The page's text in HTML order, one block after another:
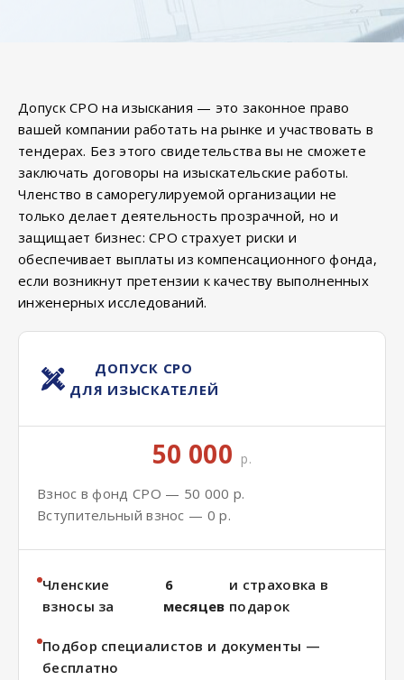
Допуск СРО на изыскания — это законное право
вашей компании работать на рынке и участвовать в
тендерах. Без этого свидетельства вы не сможете
заключать договоры на изыскательские работы.
Членство в саморегулируемой организации не
только делает деятельность прозрачной, но и
защищает бизнес: СРО страхует риски и
обеспечивает выплаты из компенсационного фонда,
если возникнут претензии к качеству выполненных
инженерных исследований.
ДОПУСК СРО
ДЛЯ ИЗЫСКАТЕЛЕЙ
50 000 р.
Взнос в фонд СРО — 50 000 р.
Вступительный взнос — 0 р.
Членские
взносы за
6
месяцев
и страховка в
подарок
Подбор специалистов и документы —
бесплатно